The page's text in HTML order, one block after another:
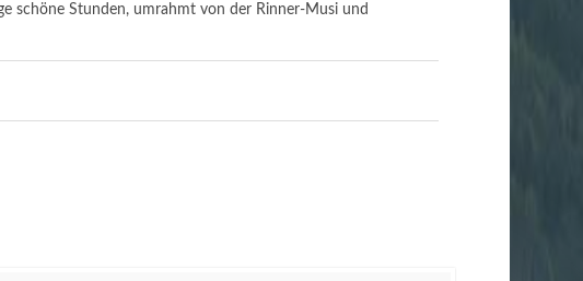
schöne Stunden, umrahmt von der Rinner-Musi und